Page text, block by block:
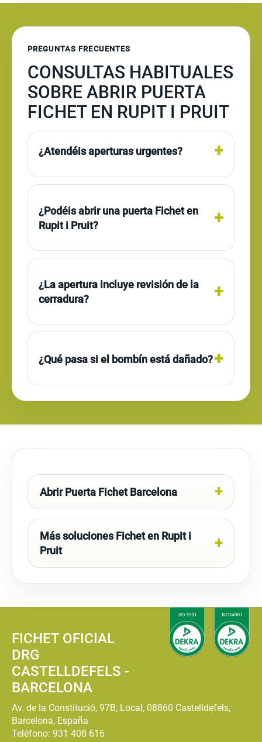
PREGUNTAS FRECUENTES
CONSULTAS HABITUALES
SOBRE ABRIR PUERTA
FICHET EN RUPIT I PRUIT
¿Atendéis aperturas urgentes?
¿Podéis abrir una puerta Fichet en
Rupit i Pruit?
¿La apertura incluye revisión de la
cerradura?
¿Qué pasa si el bombín está dañado?
Abrir Puerta Fichet Barcelona
Más soluciones Fichet en Rupit i
Pruit
FICHET OFICIAL
DRG
CASTELLDEFELS -
BARCELONA
Av. de la Constitució, 97B, Local, 08860 Castelldefels,
Barcelona, España
Teléfono: 931 408 616